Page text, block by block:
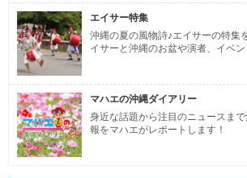
エイサー特集
沖縄の夏の風物詩♪エイサーの特集
イサーと沖縄のお盆や演者、イベン
マハエの沖縄ダイアリー
身近な話題から注目のニュースま
報をマハエがレポートします！